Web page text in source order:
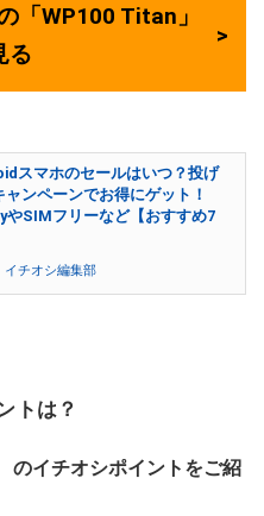
「WP100 Titan」
る
スマホのセールはいつ？投げ
ャンペーンでお得にゲット！
やSIMフリーなど【おすすめ7
イチオシ編集部
トは？
のイチオシポイントをご紹